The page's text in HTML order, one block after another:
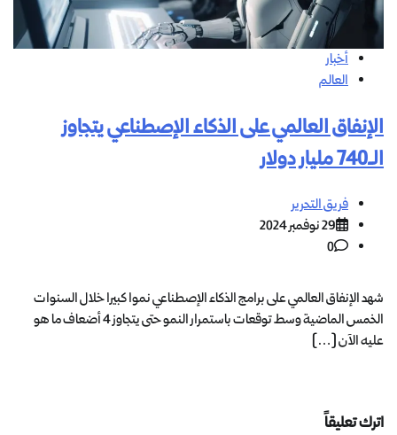
أخبار
العالم
الإنفاق العالمي على الذكاء الإصطناعي يتجاوز
الـ740 مليار دولار
فريق التحرير
29 نوفمبر 2024
0
شهد الإنفاق العالمي على برامج الذكاء الإصطناعي نموا كبيرا خلال السنوات
الخمس الماضية وسط توقعات باستمرار النمو حتى يتجاوز 4 أضعاف ما هو
عليه الآن […]
اترك تعليقاً